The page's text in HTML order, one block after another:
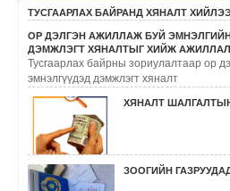
ТУСГААРЛАХ БАЙРАНД ХЯНАЛТ
ОР ДЭЛГЭН АЖИЛЛАЖ БУЙ
ДЭМЖЛЭГТ ХЯНАЛТЫГ ХИЙЖ
Тусгаарлах байрны зориулалтаар ор
эмнэлгүүдэд дэмжлэгт хяналт
ХЯНАЛТ
ЗООГИЙН